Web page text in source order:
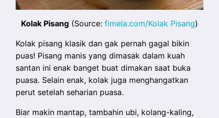
Kolak Pisang (Source: fimela.com/Kolak Pisang)
Kolak pisang klasik dan gak pernah gagal bikin
puas! Pisang manis yang dimasak dalam kuah
santan ini enak banget buat dimakan saat buka
puasa. Selain enak, kolak juga menghangatkan
perut setelah seharian puasa.
Biar makin mantap, tambahin ubi, kolang-kaling,